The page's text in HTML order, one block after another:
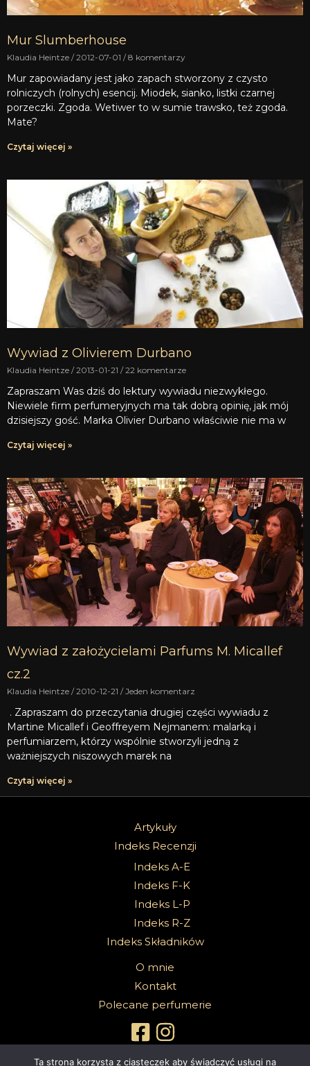
Mur Slumberhouse
Klaudia Heintze 2012-07-01 8 komentarzy
Mur zapowiadany jest jako zapach stworzony z czysto
rolniczych (rolnych) esencij. Miodek, sianko, listki czarnej
porzeczki. Zgoda. Wetiwer to w sumie trawsko, też zgoda.
Mate?
Czytaj więcej »
Wywiad z Olivierem Durbano
Klaudia Heintze 2013-01-21 22 komentarze
Zapraszam Was dziś do lektury wywiadu niezwykłego.
Niewiele firm perfumeryjnych ma tak dobrą opinię, jak mój
dzisiejszy gość. Marka Olivier Durbano właściwie nie ma w
Czytaj więcej »
Wywiad z założycielami Parfums M. Micallef
cz.2
Klaudia Heintze 2010-12-21 Jeden komentarz
. Zapraszam do przeczytania drugiej części wywiadu z
Martine Micallef i Geoffreyem Nejmanem: malarką i
perfumiarzem, którzy wspólnie stworzyli jedną z
ważniejszych niszowych marek na
Czytaj więcej »
Artykuły
Indeks Recenzji
Indeks A-E
Indeks F-K
Indeks L-P
Indeks R-Z
Indeks Składników
O mnie
Kontakt
Polecane perfumerie
Ta strona korzysta z ciasteczek aby świadczyć usługi na